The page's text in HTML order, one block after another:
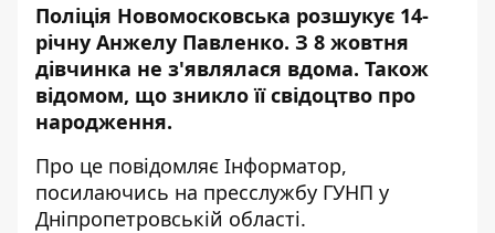
Поліція Новомосковська розшукує 14-
річну Анжелу Павленко. З 8 жовтня
дівчинка не з'являлася вдома. Також
відомом, що зникло її свідоцтво про
народження.
Про це повідомляє Інформатор,
посилаючись на пресслужбу ГУНП у
Дніпропетровській області.